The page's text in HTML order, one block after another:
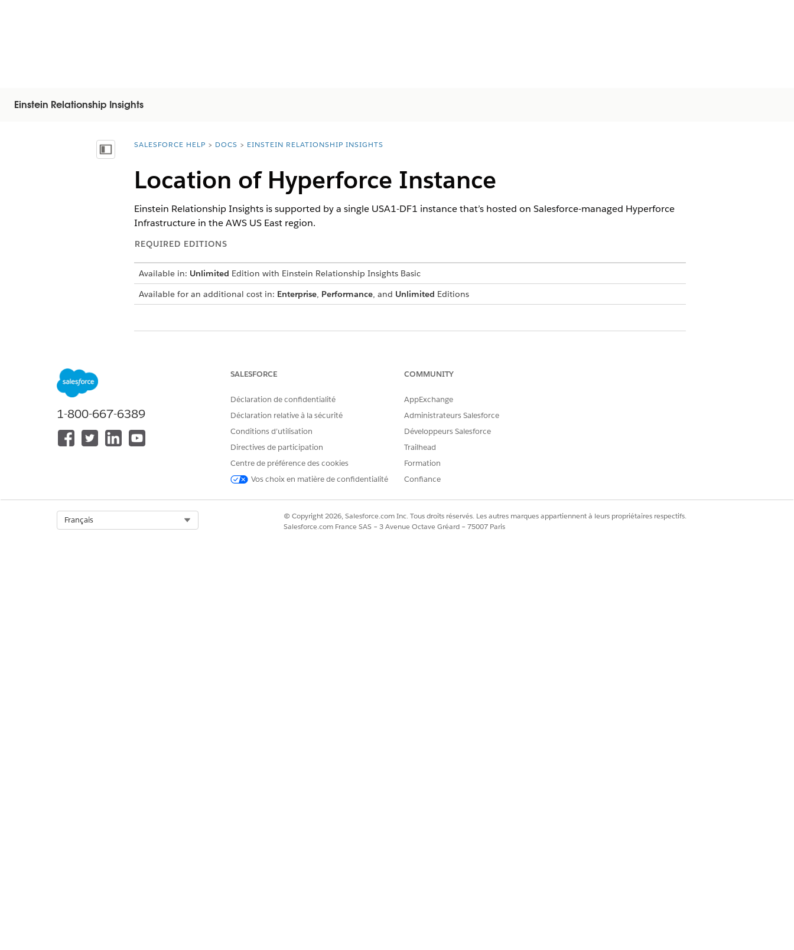
Einstein Relationship Insights
Afficher la table des matières
You are here:
SALESFORCE HELP DOCS EINSTEIN RELATIONSHIP INSIGHTS
Location of Hyperforce Instance
Einstein Relationship Insights is supported by a single USA1-DF1 instance that’s hosted on Salesforce-managed Hyperforce
Infrastructure in the AWS US East region.
REQUIRED EDITIONS
Available in: Unlimited Edition with Einstein Relationship Insights Basic
Available for an additional cost in: Enterprise, Performance, and Unlimited Editions
1-800-667-6389
SALESFORCE
Déclaration de confidentialité
Déclaration relative à la sécurité
Conditions d’utilisation
Directives de participation
Centre de préférence des cookies
Vos choix en matière de confidentialité
COMMUNITY
AppExchange
Administrateurs Salesforce
Développeurs Salesforce
Trailhead
Formation
Confiance
Français
© Copyright 2026, Salesforce.com Inc. Tous droits réservés. Les autres marques appartiennent à leurs propriétaires respectifs.
Salesforce.com France SAS – 3 Avenue Octave Gréard – 75007 Paris